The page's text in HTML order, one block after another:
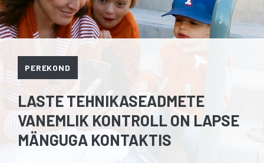
PEREKOND
LASTE TEHNIKASEADMETE
VANEMLIK KONTROLL ON LAPSE
MÄNGUGA KONTAKTIS